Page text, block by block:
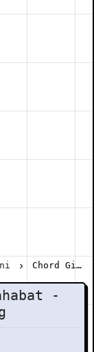
Chord Gitar Bersama Sahabat - Franky Sihombing
-